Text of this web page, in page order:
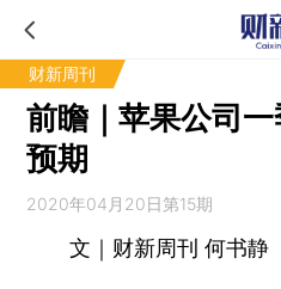
财新周刊
前瞻｜苹果公司
预期
2020年04月20日第15期
文｜财新周刊 何书静